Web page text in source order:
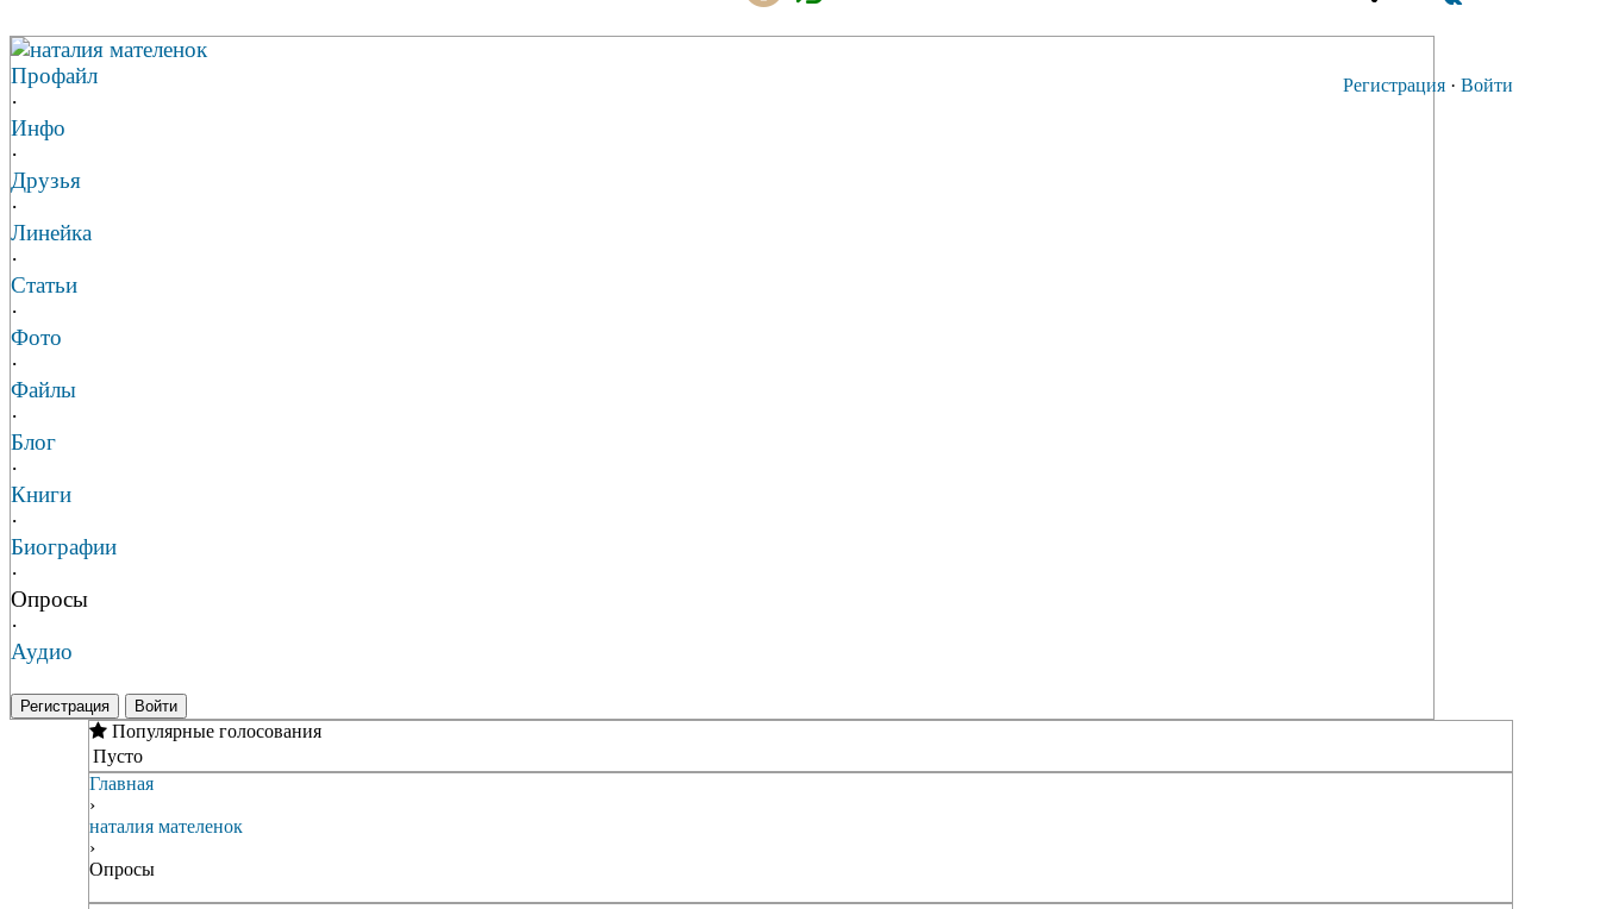
Регистрация · Войти
наталия мателенок
Профайл
·
Инфо
·
Друзья
·
Линейка
·
Статьи
·
Фото
·
Файлы
·
Блог
·
Книги
·
Биографии
·
Опросы
·
Аудио
Регистрация Войти
Популярные голосования
Пусто
Главная
›
наталия мателенок
›
Опросы